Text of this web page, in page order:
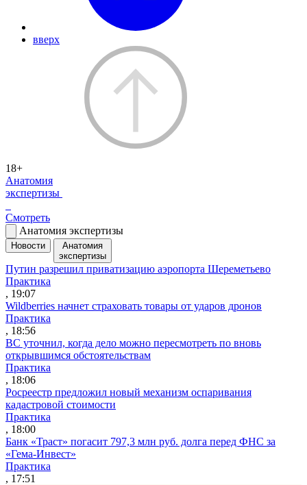
вверх
18+
Анатомия
экспертизы
Смотреть
Анатомия экспертизы
Новости
Анатомия
экспертизы
Путин разрешил приватизацию аэропорта Шереметьево
Практика
, 19:07
Wildberries начнет страховать товары от ударов дронов
Практика
, 18:56
ВС уточнил, когда дело можно пересмотреть по вновь
открывшимся обстоятельствам
Практика
, 18:06
Росреестр предложил новый механизм оспаривания
кадастровой стоимости
Практика
, 18:00
Банк «Траст» погасит 797,3 млн руб. долга перед ФНС за
«Гема-Инвест»
Практика
, 17:51